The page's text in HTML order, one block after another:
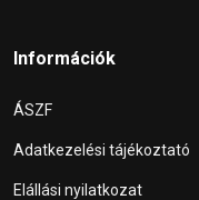
Információk
ÁSZF
Adatkezelési tájékoztató
Elállási nyilatkozat